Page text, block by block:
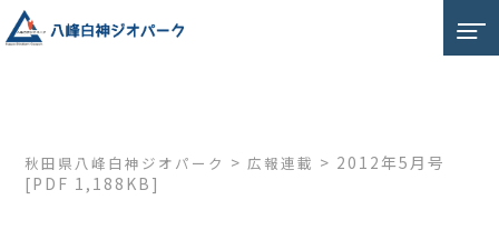
秋田県八峰白神ジオパーク >広報連載 > 2012年5月号
[PDF 1,188KB]